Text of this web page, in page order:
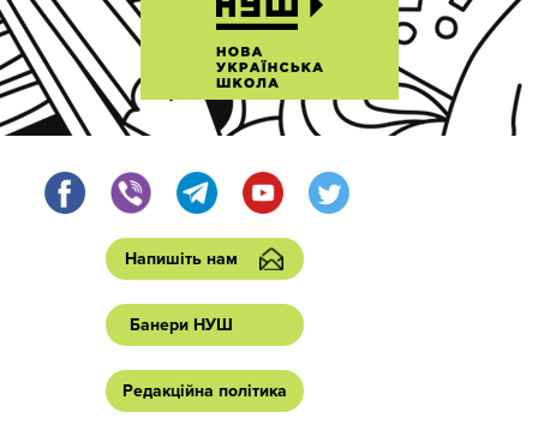
Напишіть нам
Банери НУШ
Редакційна політика